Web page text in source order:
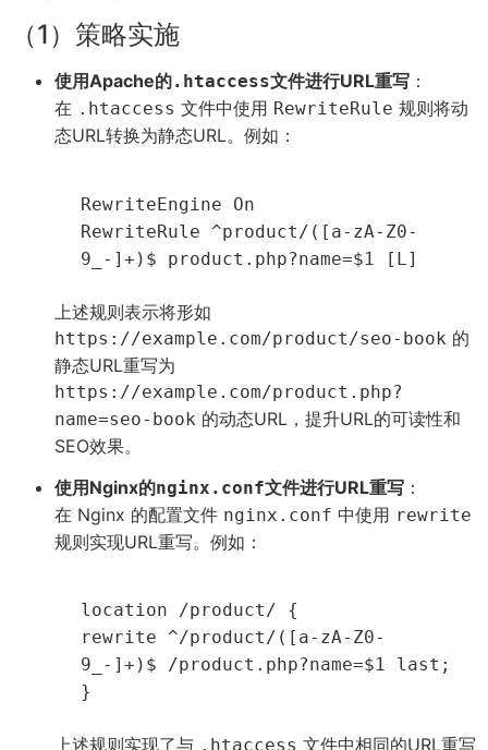
（1）策略实施
使用Apache的.htaccess文件进行URL重写 ：
在 .htaccess 文件中使用 RewriteRule 规则将动
态URL转换为静态URL。例如：
RewriteEngine On
RewriteRule ^product/([a-zA-Z0-
9_-]+)$ product.php?name=$1 [L]
上述规则表示将形如
https://example.com/product/seo-book 的
静态URL重写为
https://example.com/product.php?
name=seo-book 的动态URL，提升URL的可读性和
SEO效果。
使用Nginx的nginx.conf文件进行URL重写 ：
在 Nginx 的配置文件 nginx.conf 中使用 rewrite
规则实现URL重写。例如：
location /product/ {
rewrite ^/product/([a-zA-Z0-
9_-]+)$ /product.php?name=$1 last;
}
上述规则实现了与 .htaccess 文件中相同的URL重写